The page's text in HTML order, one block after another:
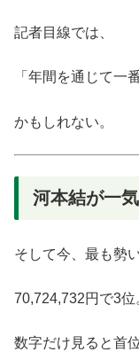
記者目線では、
「年間を通じて一
かもしれない。
河本結が一
そして今、最も勢
70,724,732円で3位
数字だけ見ると首